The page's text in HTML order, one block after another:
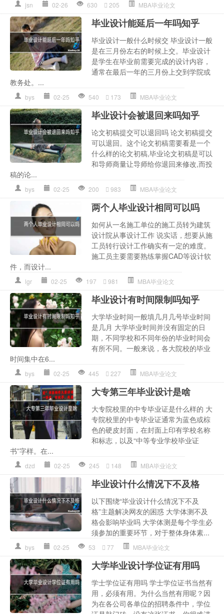
jsn 02-26 630 205 MBA毕业论文
毕业设计能延后一年吗知乎
毕业设计一般什么时候交 毕业设计一般
是在三月份左右的时候上交。毕业设计
是学生在毕业前需要完成的设计内容，
通常在最后一年的三月份上交到学院或
教务处。...
bys 02-25 540 173 MBA毕业论文
毕业设计会被退回来吗知乎
论文初稿提交可以退回吗 论文初稿提交
可以退回。这个论文初稿需要看是一个
什么样的论文初稿,毕业论文初稿是可以
和导师商量让导师给你退回来修改,而投
稿的论...
bys 02-25 200 983 MBA毕业论文
两个人毕业设计相同可以吗
如何从一名施工单位的施工员转为建筑
设计院从事设计工作 说实话，想要从施
工员转行设计工作确实有一定的难度。
施工员主要需要熟练掌握CAD等设计软
件，而设计...
lgr 02-25 197 981 MBA毕业论文
毕业设计有时间限制吗知乎
大学毕业时间一般填几月几号毕业时间
是几月 大学毕业时间并没有固定的日
期，不同学校和不同年份的毕业时间会
有所不同。一般来说，各大院校的毕业
时间集中在6...
bys 02-25 445 227 MBA毕业论文
大专第三年毕业设计是啥
大专院校里的中专毕业证是什么样的 大
专院校里的中专毕业证通常为蓝色或棕
色的硬皮封面，在封面上印有学校名称
和标志，以及“中等专业学校毕业证
书”字样。在...
dzd 02-25 245 148 MBA毕业论文
毕业设计什么情况下不及格
以下围绕“毕业设计什么情况下不及
格”主题解决网友的困惑 大学体测不及
格会影响毕业吗 大学体测是每个学生必
须参加的重要环节，对于整体身体素...
bys 02-25 53 77 MBA毕业论文
大学毕业设计学位证有用吗
学士学位证有用吗 学士学位证书当然有
用，必须有用。为什么当然有用呢？因
为在各公司各单位的招聘条件中，学位